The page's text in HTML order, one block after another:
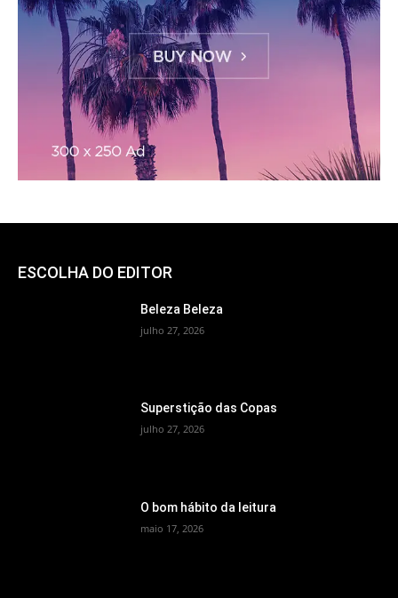
ESCOLHA DO EDITOR
Beleza Beleza
julho 27, 2026
Superstição das Copas
julho 27, 2026
O bom hábito da leitura
maio 17, 2026